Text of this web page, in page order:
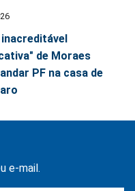
inacreditável
de Moraes
PF na casa de
e-mail.